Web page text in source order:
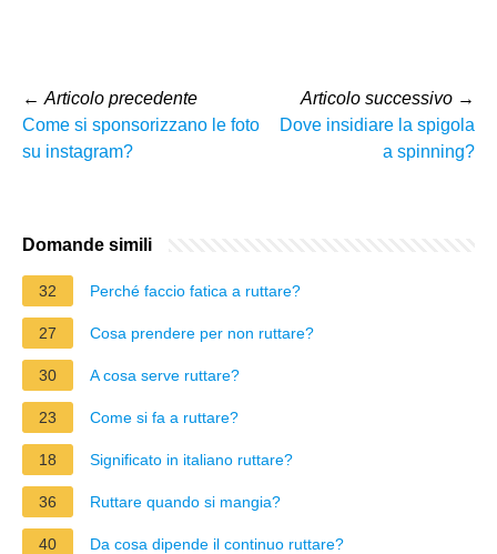
← Articolo precedente
Come si sponsorizzano le foto
su instagram?
Articolo successivo →
Dove insidiare la spigola
a spinning?
Domande simili
32 Perché faccio fatica a ruttare?
27 Cosa prendere per non ruttare?
30 A cosa serve ruttare?
23 Come si fa a ruttare?
18 Significato in italiano ruttare?
36 Ruttare quando si mangia?
40 Da cosa dipende il continuo ruttare?